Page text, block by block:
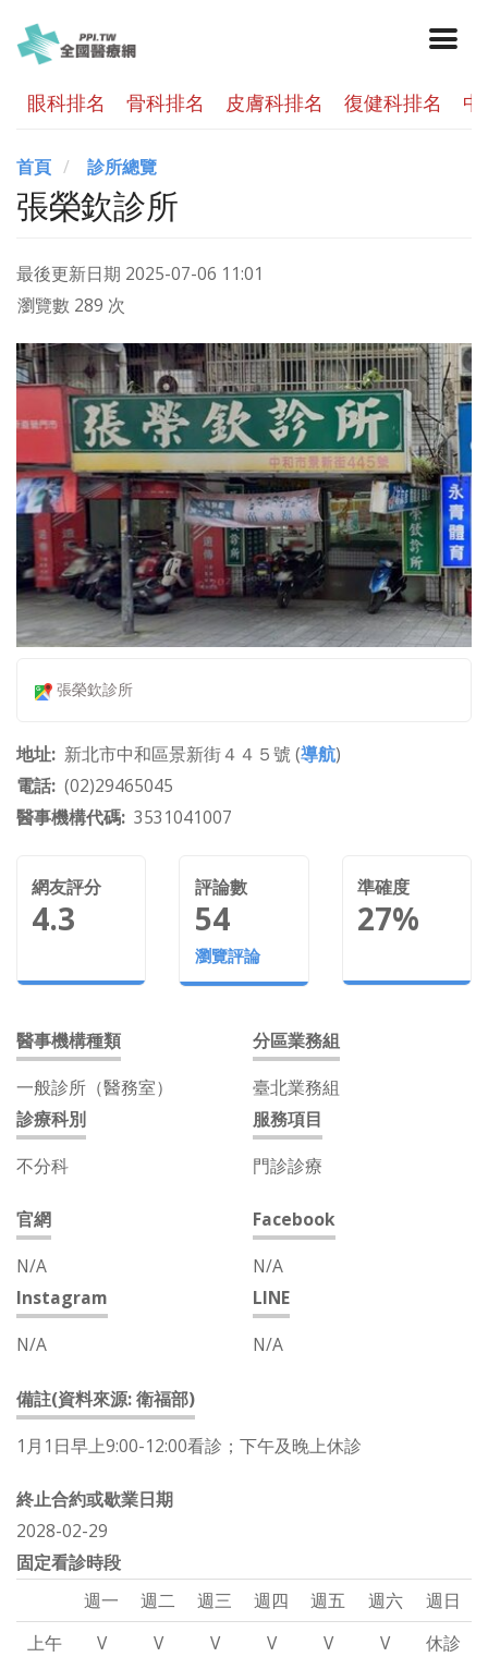
眼科排名 骨科排名 皮膚科排名 復健科排名
首頁 診所總覽
張榮欽診所
最後更新日期 2025-07-06 11:01
瀏覽數 289 次
張榮欽診所
地址 新北市中和區景新街４４５號 (導航)
電話 (02)29465045
醫事機構代碼 3531041007
網友評分
4.3
評論數
54
瀏覽評論
準確度
27%
醫事機構種類
一般診所（醫務室）
分區業務組
臺北業務組
診療科別
不分科
服務項目
門診診療
官網
N/A
Facebook
N/A
Instagram
N/A
LINE
N/A
備註(資料來源: 衛福部)
1月1日早上9:00-12:00看診；下午及晚上休診
終止合約或歇業日期
2028-02-29
固定看診時段
週一
週二 週三 週四 週五 週六
週日
上午
V V V V V V
休診